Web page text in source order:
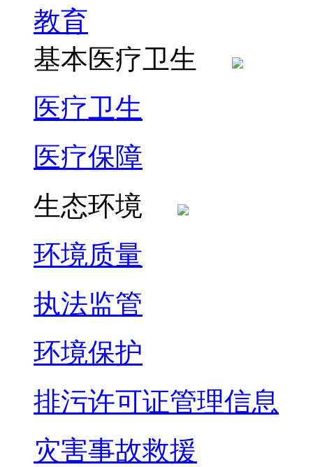
教育
基本医疗卫生
医疗卫生
医疗保障
生态环境
环境质量
执法监管
环境保护
排污许可证管理信息
灾害事故救援